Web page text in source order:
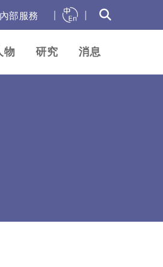
內部服務
物 研究 消息